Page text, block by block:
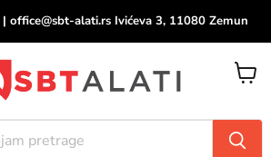
office@sbt-alati.rs Ivićeva 3, 11080 Zemun